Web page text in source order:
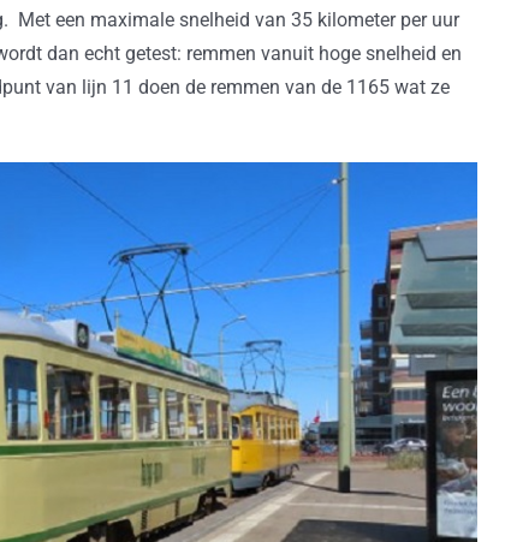
Met een maximale snelheid van 35 kilometer per uur
dan echt getest: remmen vanuit hoge snelheid en
van lijn 11 doen de remmen van de 1165 wat ze